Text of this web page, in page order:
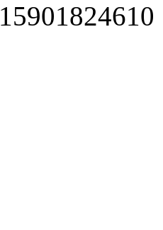
15901824610